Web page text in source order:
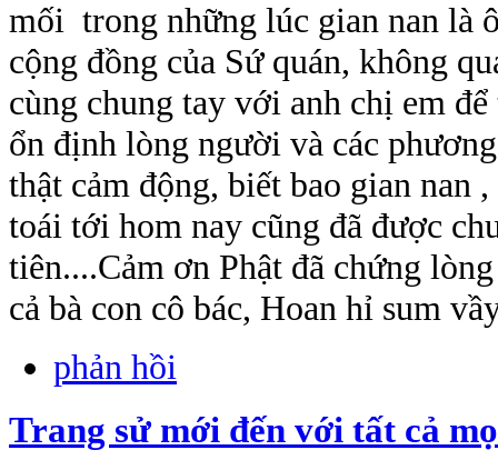
mối trong những lúc gian nan là
cộng đồng của Sứ quán, không
cùng chung tay với anh chị em
ổn định lòng người và các
thật cảm động, biết bao gian nan
toái tới hom nay cũng đã được
tiên....Cảm ơn Phật đã chứng
cả bà con cô bác, Hoan hỉ sum
phản hồi
Trang sử mới đến với tất cả